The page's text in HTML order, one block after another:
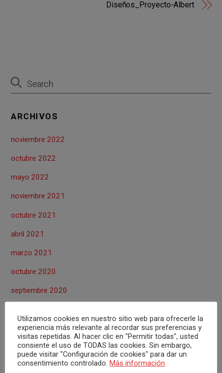
ar
Diseños_Proyecto-Albert
ARCHIVOS
noviembre 2022
octubre 2022
mayo 2022
noviembre 2021
octubre 2021
abril 2021
marzo 2021
octubre 2020
septiembre 2020
julio 2020
junio 2020
mayo 2020
Utilizamos cookies en nuestro sitio web para ofrecerle la
experiencia más relevante al recordar sus preferencias y
visitas repetidas. Al hacer clic en "Permitir todas", usted
consiente el uso de TODAS las cookies. Sin embargo,
puede visitar "Configuración de cookies" para dar un
consentimiento controlado. Más información